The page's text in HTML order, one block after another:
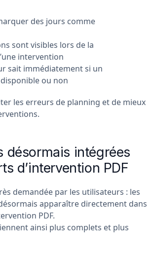
des jours comme
sont visibles lors de la
intervention
sait immédiatement si un
ou non
les erreurs de planning et de mieux
désormais intégrées
d’intervention PDF
demandée par les utilisateurs : les
apparaître directement dans
PDF.
ainsi plus complets et plus